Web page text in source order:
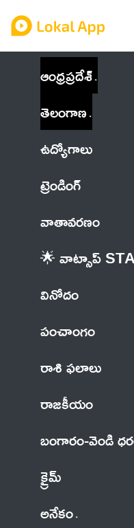
ఆంధ్రప్రదేశ్
తెలంగాణ
ఉద్యోగాలు
ట్రెండింగ్
వాతావరణం
🌟 వాట్సాప్
వినోదం
పంచాంగం
రాశి ఫలాలు
రాజకీయం
బంగారం-వెండి
క్రైమ్
అనేకం